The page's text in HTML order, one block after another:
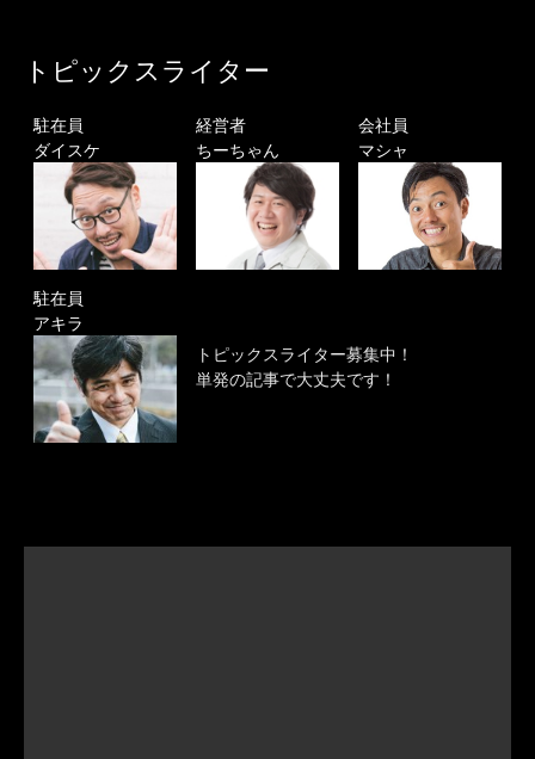
トピックスライター
駐在員
ダイスケ
経営者
ちーちゃん
会社員
マシャ
駐在員
アキラ
トピックスライター募集中！
単発の記事で大丈夫です！